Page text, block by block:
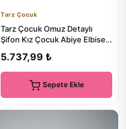
Tarz Çocuk
Tarz Çocuk Omuz Detaylı
Şifon Kız Çocuk Abiye Elbise
5.737,99 ₺
Sepete Ekle